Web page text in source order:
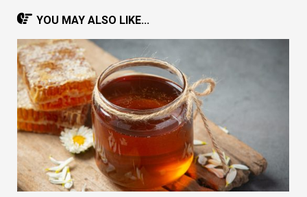
YOU MAY ALSO LIKE...